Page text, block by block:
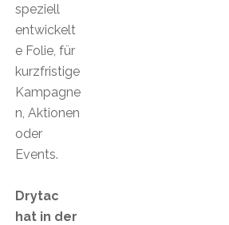
speziell
entwickelt
e Folie, für
kurzfristige
Kampagne
n, Aktionen
oder
Events.
Drytac
hat in der